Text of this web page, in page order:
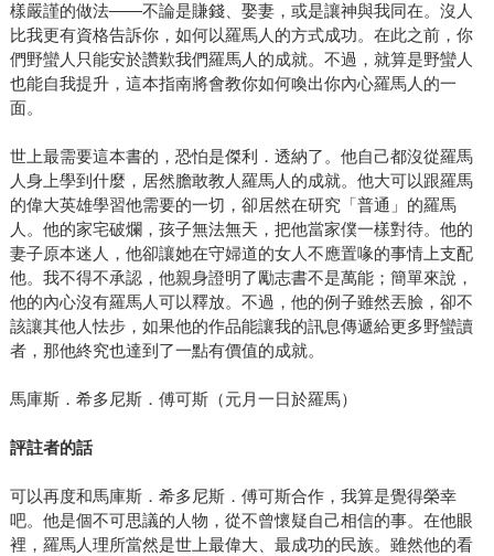
樣嚴謹的做法――不論是賺錢、娶妻，或是讓神與我同在。沒人
比我更有資格告訴你，如何以羅馬人的方式成功。在此之前，你
們野蠻人只能安於讚歎我們羅馬人的成就。不過，就算是野蠻人
也能自我提升，這本指南將會教你如何喚出你內心羅馬人的一
面。
世上最需要這本書的，恐怕是傑利．透納了。他自己都沒從羅馬
人身上學到什麼，居然膽敢教人羅馬人的成就。他大可以跟羅馬
的偉大英雄學習他需要的一切，卻居然在研究「普通」的羅馬
人。他的家宅破爛，孩子無法無天，把他當家僕一樣對待。他的
妻子原本迷人，他卻讓她在守婦道的女人不應置喙的事情上支配
他。我不得不承認，他親身證明了勵志書不是萬能；簡單來說，
他的內心沒有羅馬人可以釋放。不過，他的例子雖然丟臉，卻不
該讓其他人怯步，如果他的作品能讓我的訊息傳遞給更多野蠻讀
者，那他終究也達到了一點有價值的成就。
馬庫斯．希多尼斯．傅可斯（元月一日於羅馬）
評註者的話
可以再度和馬庫斯．希多尼斯．傅可斯合作，我算是覺得榮幸
吧。他是個不可思議的人物，從不曾懷疑自己相信的事。在他眼
裡，羅馬人理所當然是世上最偉大、最成功的民族。雖然他的看